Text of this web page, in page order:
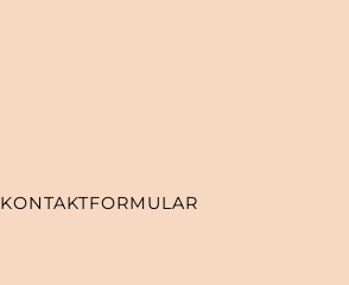
KONTAKTFORMULAR